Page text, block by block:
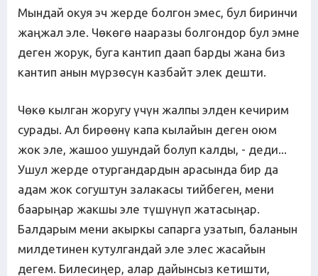
Мындай окуя эч жерде болгон эмес, бул биринчи
жаңжал эле. Чөкөгө нааразы болгондор бул эмне
деген жорук, буга кантип даап барды жана биз
кантип анын мүрзөсүн казбайт элек дешти.
Чөкө кылган жоругу үчүн жалпы элден кечирим
сурады. Ал бирөөнү капа кылайын деген оюм
жок эле, жашоо ушундай болуп калды, - деди...
Ушул жерде отургандардын арасында бир да
адам жок согуштун залакасы тийбеген, мени
баарыңар жакшы эле түшүнүп жатасыңар.
Балдарым мени акыркы сапарга узатып, баланын
милдетинен кутулгандай эле элес жасайын
дегем. Билесиңер, алар дайынсыз кетишти,